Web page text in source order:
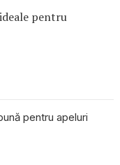
pentru
pentru apeluri